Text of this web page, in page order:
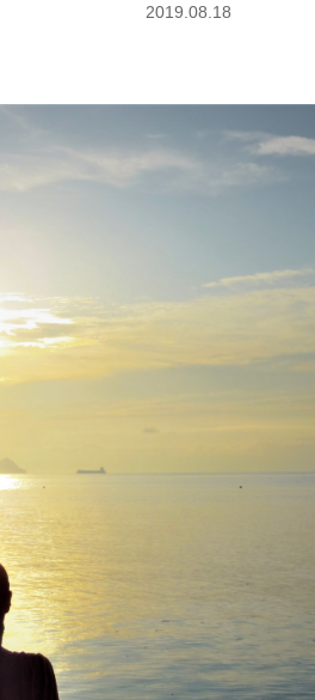
2019.08.18